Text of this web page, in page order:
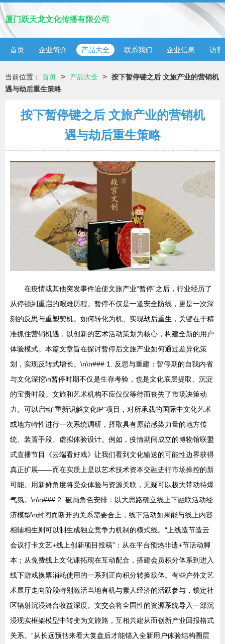
厦门跃天龙文化传播有限公司
首页 企业简介 产品大全 联系我们 企业信息 访客
当前位置： 首页 > 产品大全 > 按下暂停键之后 文旅产业的营销机
遇与劫后重生策略
按下暂停键之后 文旅产业的营销机
遇与劫后重生策略
在疫情或其他突发事件迫使文旅产业“暂停”之后，行业经历了
从停顿到重启的艰难历程。暂停不仅是一道安全防线，更是一次深
刻的反思与重塑契机。如何转化为机、实现劫后重生，关键在于精
准抓住营销机遇，以创新的艺术活动策划为核心，构建全新的用户
体验模式。本篇文章旨在探讨暂停后文旅产业如何通过差异化策
划，实现反转式增长。\n\n### 1. 反思与重建：暂停期的自我内省
与文化深挖\n暂停时期不仅是生存考验，也是文化底层提取、沉淀
的宝贵时段。文旅和艺术机构不应仅仅等待而丧失了市场决策动
力。可以启动“重新识解文化IP”项目，对所承载的国际中文化艺术
或地方特性进行一次系统调研，择取具有原始感染力量的地方传
统、装置手段、虚拟体验设计。例如，疫情期间成立的博物馆联盟
式直播节目《云端看好戏》让我们看到文化输送的可能性边界获得
真正扩展——而在实质上是以艺术技术资本交融进行市场操控的新
可能。用新鲜角度将受众体验与资源关联，无疑可以极大带动待爆
气氛。\n\n### 2. 破局角色安排：以大思路确立线上下融联活动经
济模型\n封闭而断开的关系需要合上，线下活动如果能与线上内容
相辅相生则可以制生成独立竞争力机制的模式线。“上线造节造云
会议打卡文艺+线上创新项目投稿”：从在平台预热非遗+节活动脚
本；从免费线上文化课拓现在互动配合，搭建会员积分体系到进入
线下游戏换票消耗使用的一系列正向积分转换载体。有些户外文艺
术展厅走向阶段特别激活当地有机与素人经济的活跃参与，锁定社
区辐射沉浸舞台收益深度。文交会将全国性的资源系统导入一部沉
浸现实框架模型中转变为文旅路，互相共建从而创新产业回报格式
关系。”从长远预估来看大复盘后才能锚入全新用户体验结构圈层